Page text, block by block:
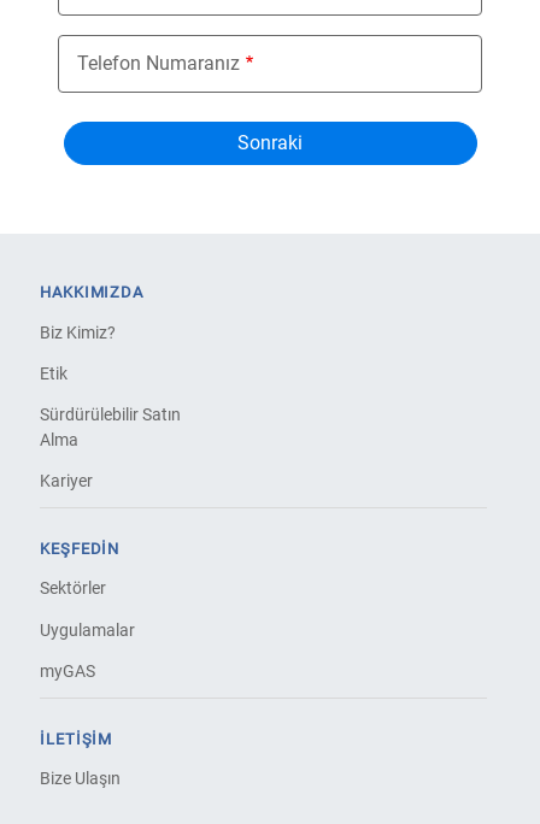
Telefon Numaranız
HAKKIMIZDA
Biz Kimiz?
Etik
Sürdürülebilir Satın
Alma
Kariyer
KEŞFEDIN
Sektörler
Uygulamalar
myGAS
İLETIŞIM
Bize Ulaşın